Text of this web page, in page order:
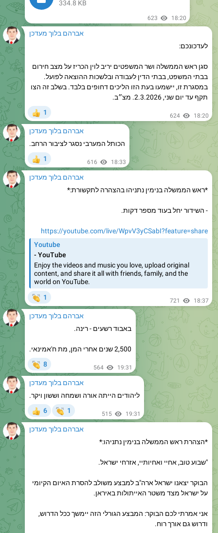
אברהם בלוך מעדכן
לעדכונכם:
סגן ראש הממשלה ושר המשפטים יריב לוין הכריז על מצב חירום
במסגרת זו, יישמעו בעת הזו הליכים דחופים בלבד. בשלב זה הצו
תקף עד יום שני, 2.3.2026. מצ״ב.
1 624 18:20
אברהם בלוך מעדכן
הכותל המערבי נסגר לציבור הרחב.
616 18:33
אברהם בלוך מעדכן
*ראש הממשלה בנימין נתניהו בהצהרה לתקשורת:*
- השידור יחל בעוד מספר דקות.
https://youtube.com/live/WpvV3yCSabI?feature=share
- YouTube
Enjoy the videos and music you love, upload original
content, and share it all with friends, family, and the
world on YouTube.
1
אברהם בלוך מעדכן
באבוד רשעים - רינה.
2,500 שנים אחרי המן, מת ח'אמינאי.
564 19:31
אברהם בלוך מעדכן
ליהודים הייתה אורה ושמחה וששון ויקר.
515 19:31
אברהם בלוך מעדכן
*הצהרת ראש הממשלה בנימין נתניהו:*
"שבוע טוב, אחיי ואחיותיי, אזרחי ישראל.
הבוקר יצאנו ישראל ארה"ב למבצע משולב להסרת האיום הקיומי
אני אמרתי לכם הבוקר: המבצע הגורלי הזה יימשך ככל הדרוש,
אני מודה לידידי, הנשיא דונלד טראמפ, על מנהיגותו ההיסטורית.